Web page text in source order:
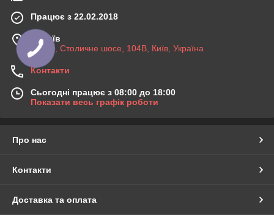
Працює з 22.02.2018
м. Київ
03045, Столичне шосе, 104B, Київ, Україна
Контакти
Сьогодні працює з 08:00 до 18:00
Показати весь графік роботи
Про нас
Контакти
Доставка та оплата